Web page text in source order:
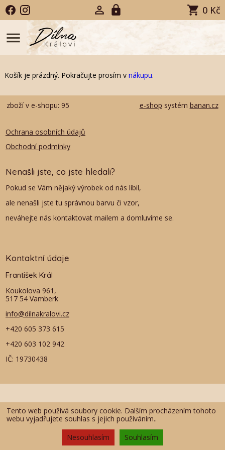
Tento web používá soubory cookie. Dalším procházením tohoto
webu vyjadřujete souhlas s jejich používáním..
Nesouhlasím
Souhlasím
0 Kč
menu
Košík je prázdný. Pokračujte prosím v nákupu.
zboží v e-shopu: 95 e-shop systém banan.cz
Ochrana osobních údajů
Obchodní podmínky
Nenašli jste, co jste hledali?
Pokud se Vám nějaký výrobek od nás líbil,
ale nenašli jste tu správnou barvu či vzor,
neváhejte nás kontaktovat mailem a domluvíme se.
Kontaktní údaje
František Král
Koukolova 961,
517 54 Vamberk
info@dilnakralovi.cz
+420 605 373 615
+420 603 102 942
IČ: 19730438